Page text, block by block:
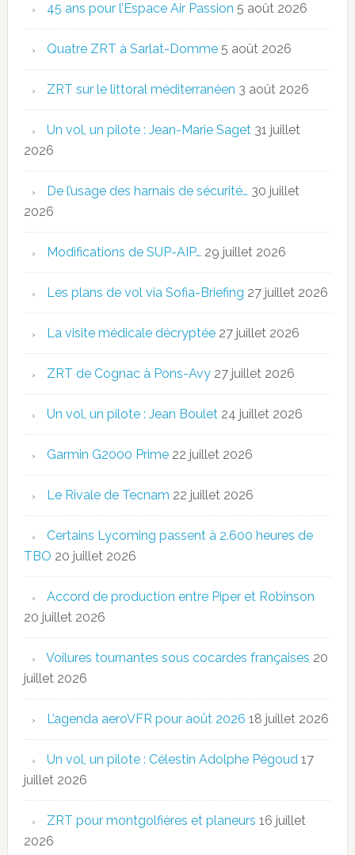
45 ans pour l’Espace Air Passion 5 août 2026
Quatre ZRT à Sarlat-Domme 5 août 2026
ZRT sur le littoral méditerranéen 3 août 2026
Un vol, un pilote : Jean-Marie Saget 31 juillet
2026
De l’usage des harnais de sécurité… 30 juillet
2026
Modifications de SUP-AIP… 29 juillet 2026
Les plans de vol via Sofia-Briefing 27 juillet 2026
La visite médicale décryptée 27 juillet 2026
ZRT de Cognac à Pons-Avy 27 juillet 2026
Un vol, un pilote : Jean Boulet 24 juillet 2026
Garmin G2000 Prime 22 juillet 2026
Le Rivale de Tecnam 22 juillet 2026
Certains Lycoming passent à 2.600 heures de
TBO 20 juillet 2026
Accord de production entre Piper et Robinson
20 juillet 2026
Voilures tournantes sous cocardes françaises 20
juillet 2026
L’agenda aeroVFR pour août 2026 18 juillet 2026
Un vol, un pilote : Célestin Adolphe Pégoud 17
juillet 2026
ZRT pour montgolfières et planeurs 16 juillet
2026